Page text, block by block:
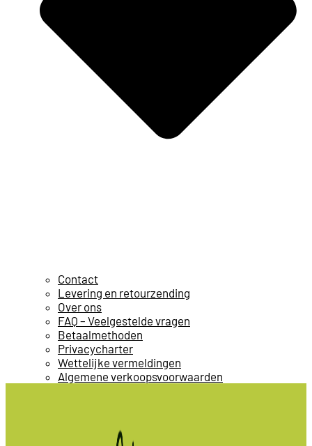
Contact
Levering en retourzending
Over ons
FAQ – Veelgestelde vragen
Betaalmethoden
Privacycharter
Wettelijke vermeldingen
Algemene verkoopsvoorwaarden